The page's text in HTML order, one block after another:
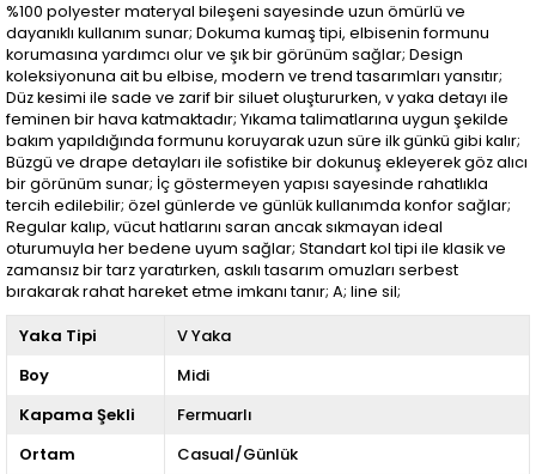
%100 polyester materyal bileşeni sayesinde uzun ömürlü ve
dayanıklı kullanım sunar; Dokuma kumaş tipi, elbisenin formunu
korumasına yardımcı olur ve şık bir görünüm sağlar; Design
koleksiyonuna ait bu elbise, modern ve trend tasarımları yansıtır;
Düz kesimi ile sade ve zarif bir siluet oluştururken, v yaka detayı ile
feminen bir hava katmaktadır; Yıkama talimatlarına uygun şekilde
bakım yapıldığında formunu koruyarak uzun süre ilk günkü gibi kalır;
Büzgü ve drape detayları ile sofistike bir dokunuş ekleyerek göz alıcı
bir görünüm sunar; İç göstermeyen yapısı sayesinde rahatlıkla
tercih edilebilir; özel günlerde ve günlük kullanımda konfor sağlar;
Regular kalıp, vücut hatlarını saran ancak sıkmayan ideal
oturumuyla her bedene uyum sağlar; Standart kol tipi ile klasik ve
zamansız bir tarz yaratırken, askılı tasarım omuzları serbest
bırakarak rahat hareket etme imkanı tanır; A; line sil;
Yaka Tipi
V Yaka
Boy
Midi
Kapama Şekli
Fermuarlı
Ortam
Casual/Günlük